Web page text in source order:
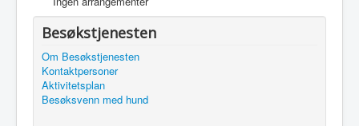
Beredskapsvakt
Besøkstjenesten
Kontakt Oss
Besøkstjenesten
Om Besøkstjenesten
Kontaktpersoner
Aktivitetsplan
Besøksvenn med hund